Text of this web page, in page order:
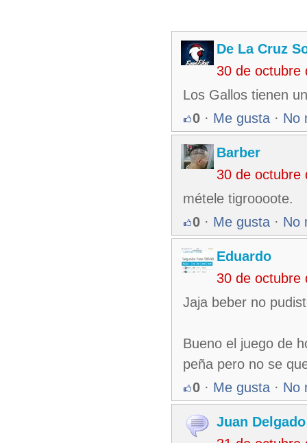
De La Cruz
30 de octubre
Los Gallos tienen
0 · Me gusta · No
Barber
30 de octubre
métele tigroooote.
0 · Me gusta · No
Eduardo
30 de octubre
Jaja beber no
Bueno el juego de
peña pero no se
0 · Me gusta · No
Juan Delgado